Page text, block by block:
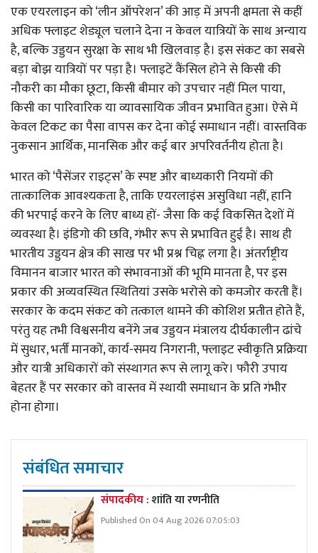
एक एयरलाइन को ‘लीन ऑपरेशन’ की आड़ में अपनी क्षमता से कहीं
अधिक फ्लाइट शेड्यूल चलाने देना न केवल यात्रियों के साथ अन्याय
है, बल्कि उड्डयन सुरक्षा के साथ भी खिलवाड़ है। इस संकट का सबसे
बड़ा बोझ यात्रियों पर पड़ा है। फ्लाइटें कैंसिल होने से किसी की
नौकरी का मौका छूटा, किसी बीमार को उपचार नहीं मिल पाया,
किसी का पारिवारिक या व्यावसायिक जीवन प्रभावित हुआ। ऐसे में
केवल टिकट का पैसा वापस कर देना कोई समाधान नहीं। वास्तविक
नुकसान आर्थिक, मानसिक और कई बार अपरिवर्तनीय होता है।
भारत को ‘पैसेंजर राइट्स’ के स्पष्ट और बाध्यकारी नियमों की
तात्कालिक आवश्यकता है, ताकि एयरलाइंस असुविधा नहीं, हानि
की भरपाई करने के लिए बाध्य हों- जैसा कि कई विकसित देशों में
व्यवस्था है। इंडिगो की छवि, गंभीर रूप से प्रभावित हुई है। साथ ही
भारतीय उड्डयन क्षेत्र की साख पर भी प्रश्न चिह्न लगा है। अंतर्राष्ट्रीय
विमानन बाजार भारत को संभावनाओं की भूमि मानता है, पर इस
प्रकार की अव्यवस्थित स्थितियां उसके भरोसे को कमजोर करती हैं।
सरकार के कदम संकट को तत्काल थामने की कोशिश प्रतीत होते हैं,
परंतु यह तभी विश्वसनीय बनेंगे जब उड्डयन मंत्रालय दीर्घकालीन ढांचे
में सुधार, भर्ती मानकों, कार्य-समय निगरानी, फ्लाइट स्वीकृति प्रक्रिया
और यात्री अधिकारों को संस्थागत रूप से लागू करे। फौरी उपाय
बेहतर हैं पर सरकार को वास्तव में स्थायी समाधान के प्रति गंभीर
होना होगा।
संबंधित समाचार
संपादकीय :शांति या रणनीति
Published On 04 Aug 2026 07:05:03